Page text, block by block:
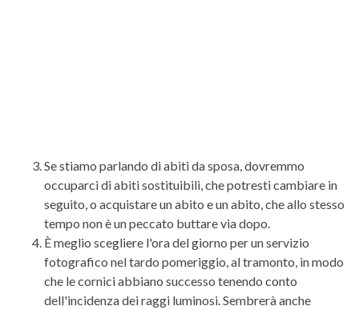
Se stiamo parlando di abiti da sposa, dovremmo
occuparci di abiti sostituibili, che potresti cambiare in
seguito, o acquistare un abito e un abito, che allo stesso
tempo non è un peccato buttare via dopo.
È meglio scegliere l'ora del giorno per un servizio
fotografico nel tardo pomeriggio, al tramonto, in modo
che le cornici abbiano successo tenendo conto
dell'incidenza dei raggi luminosi. Sembrerà anche